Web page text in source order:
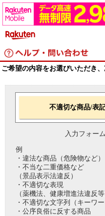
ご希望の内容をお選びいただき、
不適切な商品/表
入力フォー
例
・違法な商品（危険物など）
・不当な二重価格など
（景品表示法違反）
・不適切な表現
（薬機法、健康増進法違反等
・不適切な文字列（キーワー
・公序良俗に反する商品